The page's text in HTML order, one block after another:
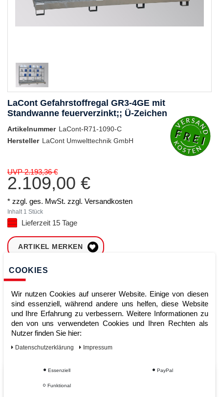
LaCont Gefahrstoffregal GR3-4GE mit
Standwanne feuerverzinkt;; Ü-Zeichen
Artikelnummer LaCont-R71-1090-C
Hersteller LaCont Umwelttechnik GmbH
UVP 2.193,36 €
2.109,00 €
* zzgl. ges. MwSt. zzgl. Versandkosten
Inhalt 1 Stück
Lieferzeit 15 Tage
ARTIKEL MERKEN
ZUM WARENKORB
Sofort lieferbar
Kauf auf Rechnung
COOKIES
Wir nutzen Cookies auf unserer Website. Einige von diesen
sind essenziell, während andere uns helfen, diese Website
und Ihre Erfahrung zu verbessern. Weitere Informationen zu
den von uns verwendeten Cookies und Ihren Rechten als
Nutzer finden Sie hier:
Daten­schutz­erklärung Impressum
Essenziell PayPal
Funktional